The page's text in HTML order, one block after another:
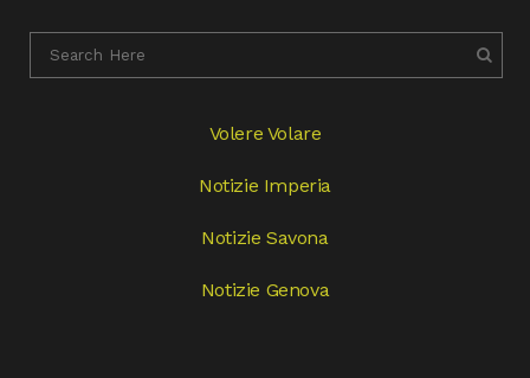
Volere Volare
Notizie Imperia
Notizie Savona
Notizie Genova